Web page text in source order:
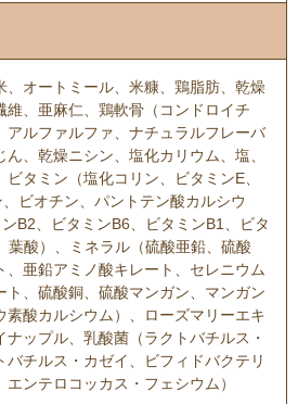
、オートミール、米糠、鶏脂肪、乾燥
維、亜麻仁、鶏軟骨（コンドロイチ
アルファルファ、ナチュラルフレーバ
、乾燥ニシン、塩化カリウム、塩、
タミン（塩化コリン、ビタミンE、
ビオチン、パントテン酸カルシウ
B2、ビタミンB6、ビタミンB1、ビタ
葉酸）、ミネラル（硫酸亜鉛、硫酸
、亜鉛アミノ酸キレート、セレニウム
ト、硫酸銅、硫酸マンガン、マンガン
素酸カルシウム）、ローズマリーエキ
ナップル、乳酸菌（ラクトバチルス・
バチルス・カゼイ、ビフィドバクテリ
ンテロコッカス・フェシウム）